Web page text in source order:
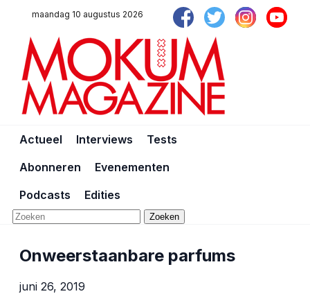
maandag 10 augustus 2026
Actueel Interviews
Tests
Abonneren
Evenementen
Podcasts
Edities
Zoeken
Onweerstaanbare parfums
juni 26, 2019